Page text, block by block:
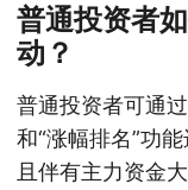
普通投资者
动？
普通投资者可通
和“涨幅排名”功
且伴有主力资金